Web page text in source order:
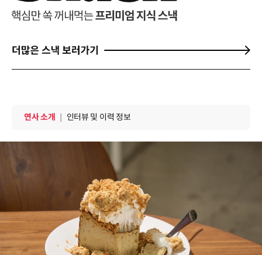
연사 소개
연사 소개 ｜ 인터뷰 및 이력 정보